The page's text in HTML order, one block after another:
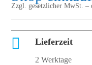
Zzgl. gesetzlicher MwSt. –
 Lieferzeit
2 Werktage